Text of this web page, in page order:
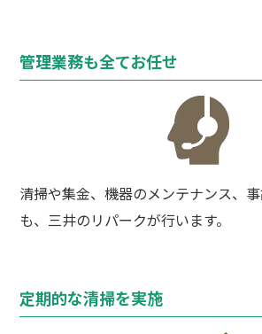
管理業務も全てお任せ
清掃や集金、機器のメンテナンス、
も、三井のリパークが行います。
定期的な清掃を実施